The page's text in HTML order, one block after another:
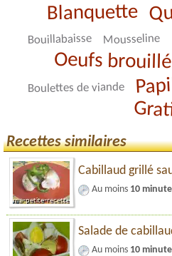
Blanquette
Bouillabaisse Mousseline
Oeufs
Boulettes de viande
Recettes similaires
Cabillaud grillé
Au moins 10
Salade de
Au moins 10